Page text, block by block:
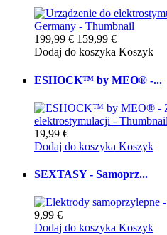
199,99 € 159,99 €
Dodaj do koszyka Koszyk
ESHOCK™ by MEO® -...
19,99 €
Dodaj do koszyka Koszyk
SEXTASY - Samoprz...
9,99 €
Dodaj do koszyka Koszyk